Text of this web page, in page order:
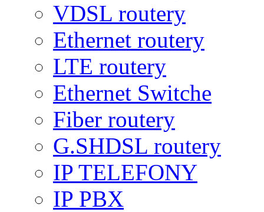
VDSL routery
Ethernet routery
LTE routery
Ethernet Switche
Fiber routery
G.SHDSL routery
IP TELEFONY
IP PBX